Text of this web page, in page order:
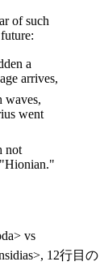
of such
a
arrives,
waves,
went
not
vs
12行目の